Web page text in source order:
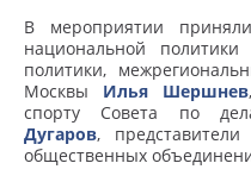
В мероприятии
национальной
политики,
Москвы Илья Шершнев
спорту Совета по
Дугаров,
общественных